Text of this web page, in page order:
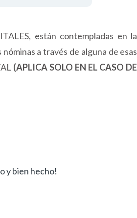
están contempladas en la
a través de alguna de esas
(APLICA SOLO EN EL CASO DE
y bien hecho!